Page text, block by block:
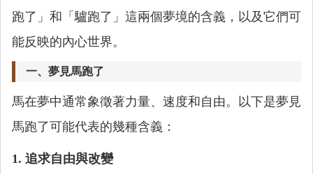
跑了」和「驢跑了」這兩個夢境的含義，以及它們可
能反映的內心世界。
一、夢見馬跑了
馬在夢中通常象徵著力量、速度和自由。以下是夢見
馬跑了可能代表的幾種含義：
1. 追求自由與改變